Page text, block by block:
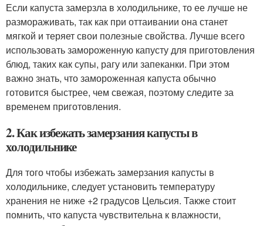
Если капуста замерзла в холодильнике, то ее лучше не
размораживать, так как при оттаивании она станет
мягкой и теряет свои полезные свойства. Лучше всего
использовать замороженную капусту для приготовления
блюд, таких как супы, рагу или запеканки. При этом
важно знать, что замороженная капуста обычно
готовится быстрее, чем свежая, поэтому следите за
временем приготовления.
2. Как избежать замерзания капусты в
холодильнике
Для того чтобы избежать замерзания капусты в
холодильнике, следует установить температуру
хранения не ниже +2 градусов Цельсия. Также стоит
помнить, что капуста чувствительна к влажности,